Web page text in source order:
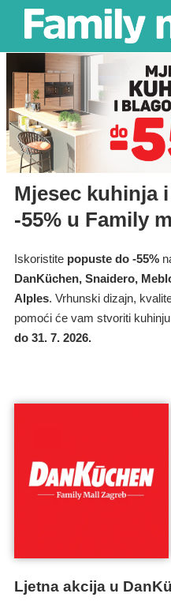
Mjesec kuhinja
-55% u Family
Iskoristite popuste do -55%
DanKüchen, Snaidero,
Alples. Vrhunski dizajn,
pomoći će vam stvoriti
do 31. 7. 2026.
Ljetna akcija u